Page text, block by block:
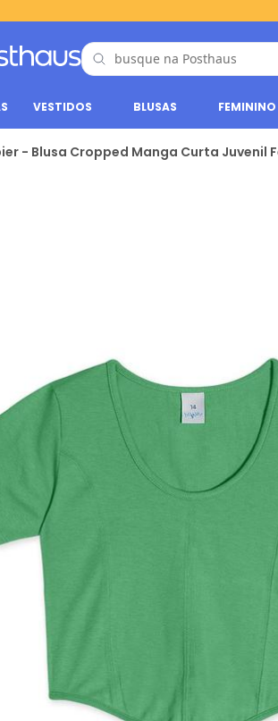
VESTIDOS BLUSAS FEMININO
- Blusa Cropped Manga Curta Juvenil